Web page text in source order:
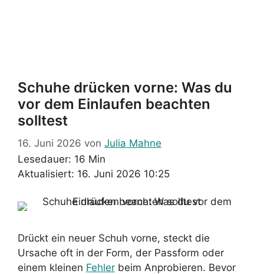
Schuhe drücken vorne: Was du
vor dem Einlaufen beachten
solltest
16. Juni 2026 von Julia Mahne
Lesedauer: 16 Min
Aktualisiert: 16. Juni 2026 10:25
Drückt ein neuer Schuh vorne, steckt die
Ursache oft in der Form, der Passform oder
einem kleinen Fehler beim Anprobieren. Bevor